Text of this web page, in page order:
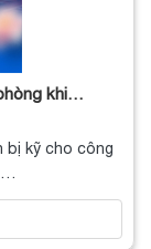
khi…
bị kỹ cho công